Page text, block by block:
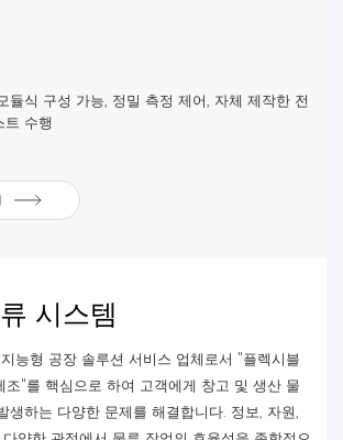
듈식 구성 가능, 정밀 측정 제어, 자체 제작한 전
트 수행
시스템
지능형 공장 솔루션 서비스 업체로서 "플렉시블
조"를 핵심으로 하여 고객에게 창고 및 생산 물
생하는 다양한 문제를 해결합니다. 정보, 자원,